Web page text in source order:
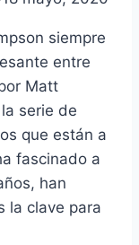
siempre
entre
Matt
serie de
que están a
fascinado a
han
la clave para